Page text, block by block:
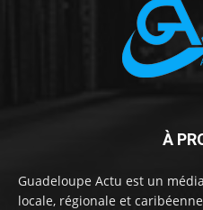
À
Guadeloupe Actu est un
locale, régionale et